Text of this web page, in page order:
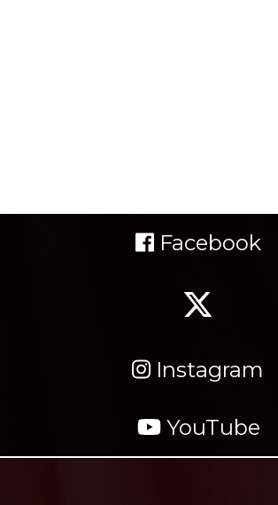
Facebook
Instagram
YouTube